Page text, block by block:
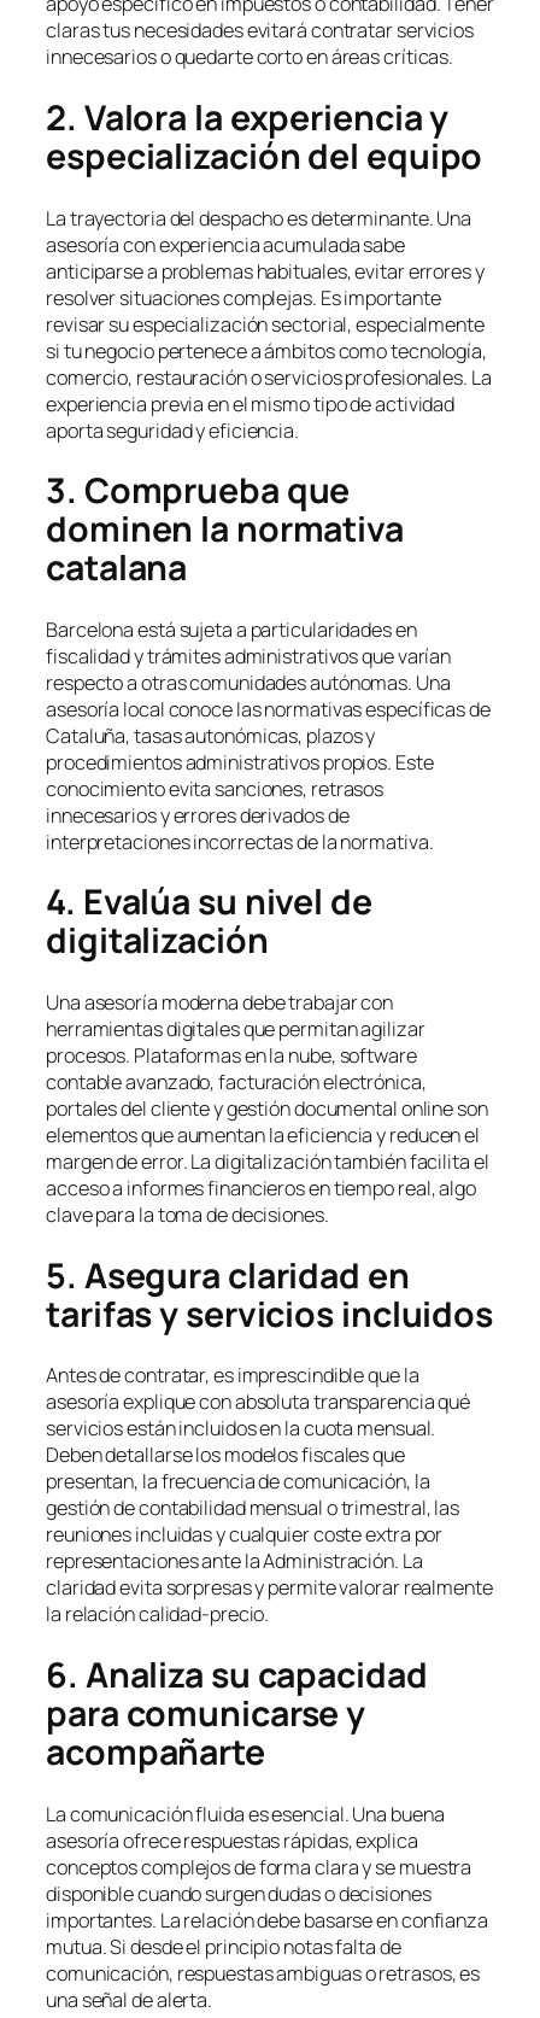
claras tus necesidades evitará contratar servicios
innecesarios o quedarte corto en áreas críticas.
2. Valora la experiencia y
especialización del equipo
La trayectoria del despacho es determinante. Una
asesoría con experiencia acumulada sabe
anticiparse a problemas habituales, evitar errores y
resolver situaciones complejas. Es importante
revisar su especialización sectorial, especialmente
si tu negocio pertenece a ámbitos como tecnología,
comercio, restauración o servicios profesionales. La
experiencia previa en el mismo tipo de actividad
aporta seguridad y eficiencia.
3. Comprueba que
dominen la normativa
catalana
Barcelona está sujeta a particularidades en
fiscalidad y trámites administrativos que varían
respecto a otras comunidades autónomas. Una
asesoría local conoce las normativas específicas de
Cataluña, tasas autonómicas, plazos y
procedimientos administrativos propios. Este
conocimiento evita sanciones, retrasos
innecesarios y errores derivados de
interpretaciones incorrectas de la normativa.
4. Evalúa su nivel de
digitalización
Una asesoría moderna debe trabajar con
herramientas digitales que permitan agilizar
procesos. Plataformas en la nube, software
contable avanzado, facturación electrónica,
portales del cliente y gestión documental online son
elementos que aumentan la eficiencia y reducen el
margen de error. La digitalización también facilita el
acceso a informes financieros en tiempo real, algo
clave para la toma de decisiones.
5. Asegura claridad en
tarifas y servicios incluidos
Antes de contratar, es imprescindible que la
asesoría explique con absoluta transparencia qué
servicios están incluidos en la cuota mensual.
Deben detallarse los modelos fiscales que
presentan, la frecuencia de comunicación, la
gestión de contabilidad mensual o trimestral, las
reuniones incluidas y cualquier coste extra por
representaciones ante la Administración. La
claridad evita sorpresas y permite valorar realmente
la relación calidad-precio.
6. Analiza su capacidad
para comunicarse y
acompañarte
La comunicación fluida es esencial. Una buena
asesoría ofrece respuestas rápidas, explica
conceptos complejos de forma clara y se muestra
disponible cuando surgen dudas o decisiones
importantes. La relación debe basarse en confianza
mutua. Si desde el principio notas falta de
comunicación, respuestas ambiguas o retrasos, es
una señal de alerta.